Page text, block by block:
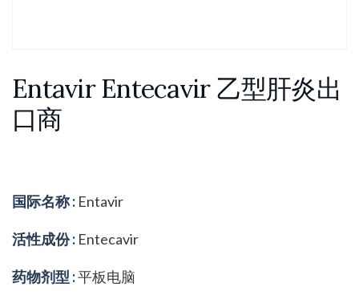
Entavir Entecavir 乙型肝炎出
口商
国际名称 : Entavir
活性成份 : Entecavir
药物剂型 :平板电脑